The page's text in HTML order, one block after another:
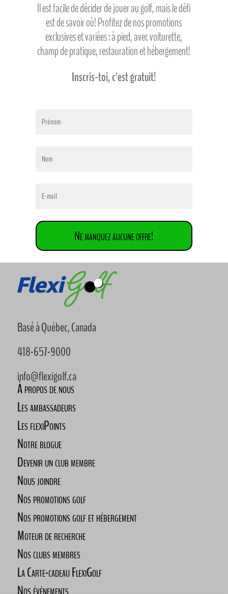
Il est facile de décider de jouer au golf, mais le défi
est de savoir où! Profitez de nos promotions
exclusives et variées : à pied, avec voiturette,
champ de pratique, restauration et hébergement!
Inscris-toi, c'est gratuit!
Ne manquez aucune offre!
Basé à Québec, Canada
418-657-9000
info@flexigolf.ca
À propos de nous
Les ambassadeurs
Les flexiPoints
Notre blogue
Devenir un club membre
Nous joindre
Nos promotions golf
Nos promotions golf et hébergement
Moteur de recherche
Nos clubs membres
La Carte-cadeau FlexiGolf